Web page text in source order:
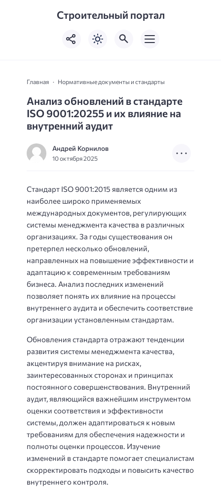
Строительный портал
Главная Нормативные документы и стандарты
Анализ обновлений в стандарте
ISO 9001:20255 и их влияние на
внутренний аудит
Андрей Корнилов
10 октября 2025
Стандарт ISO 9001:2015 является одним из
наиболее широко применяемых
международных документов, регулирующих
системы менеджмента качества в различных
организациях. За годы существования он
претерпел несколько обновлений,
направленных на повышение эффективности и
адаптацию к современным требованиям
бизнеса. Анализ последних изменений
позволяет понять их влияние на процессы
внутреннего аудита и обеспечить соответствие
организации установленным стандартам.
Обновления стандарта отражают тенденции
развития системы менеджмента качества,
акцентируя внимание на рисках,
заинтересованных сторонах и принципах
постоянного совершенствования. Внутренний
аудит, являющийся важнейшим инструментом
оценки соответствия и эффективности
системы, должен адаптироваться к новым
требованиям для обеспечения надежности и
полноты оценки процессов. Изучение
изменений в стандарте помогает специалистам
скорректировать подходы и повысить качество
внутреннего контроля.